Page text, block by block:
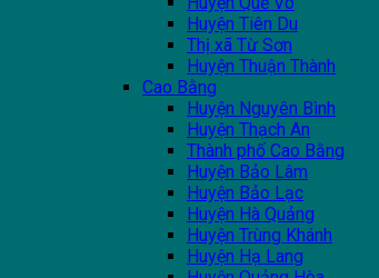
Huyện Tiên Du
Thị xã Từ Sơn
Huyện Thuận Thành
Cao Bằng
Huyện Nguyên Bình
Huyện Thạch An
Thành phố Cao Bằng
Huyện Bảo Lâm
Huyện Bảo Lạc
Huyện Hà Quảng
Huyện Trùng Khánh
Huyện Hạ Lang